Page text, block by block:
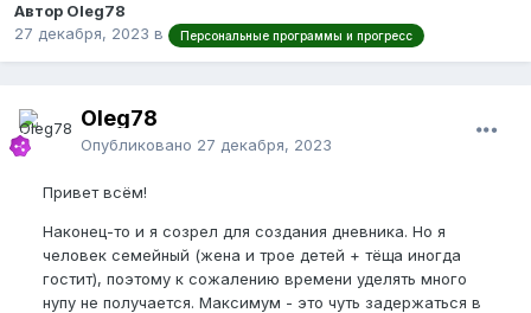
Автор Oleg78
27 декабря, 2023 в Персональные программы и прогресс
Oleg78
Опубликовано 27 декабря, 2023
Привет всём!
Наконец-то и я созрел для создания дневника. Но я
человек семейный (жена и трое детей + тёща иногда
гостит), поэтому к сожалению времени уделять много
нупу не получается. Максимум - это чуть задержаться в